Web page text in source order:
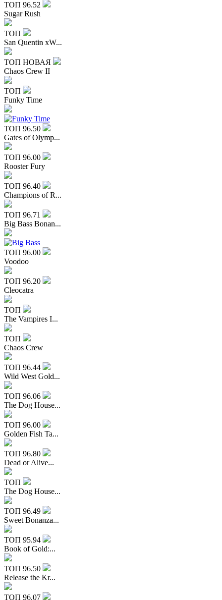
ТОП 96.52
Sugar Rush
ТОП
San Quentin xW...
ТОП НОВАЯ
Chaos Crew II
ТОП
Funky Time
ТОП 96.50
Gates of Olymp...
ТОП 96.00
Rooster Fury
ТОП 96.40
Champions of R...
ТОП 96.71
Big Bass Bonan...
ТОП 96.00
Voodoo
ТОП 96.20
Cleocatra
ТОП
The Vampires I...
ТОП
Chaos Crew
ТОП 96.44
Wild West Gold...
ТОП 96.06
The Dog House...
ТОП 96.00
Golden Fish Ta...
ТОП 96.80
Dead or Alive...
ТОП
The Dog House...
ТОП 96.49
Sweet Bonanza...
ТОП 95.94
Book of Gold:...
ТОП 96.50
Release the Kr...
ТОП 96.07